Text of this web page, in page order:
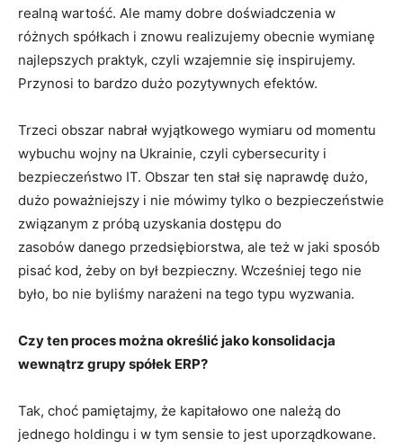
realną wartość. Ale mamy dobre doświadczenia w
różnych spółkach i znowu realizujemy obecnie wymianę
najlepszych praktyk, czyli wzajemnie się inspirujemy.
Przynosi to bardzo dużo pozytywnych efektów.
Trzeci obszar nabrał wyjątkowego wymiaru od momentu
wybuchu wojny na Ukrainie, czyli cybersecurity i
bezpieczeństwo IT. Obszar ten stał się naprawdę dużo,
dużo poważniejszy i nie mówimy tylko o bezpieczeństwie
związanym z próbą uzyskania dostępu do
zasobów danego przedsiębiorstwa, ale też w jaki sposób
pisać kod, żeby on był bezpieczny. Wcześniej tego nie
było, bo nie byliśmy narażeni na tego typu wyzwania.
Czy ten proces można określić jako konsolidacja
wewnątrz grupy spółek ERP?
Tak, choć pamiętajmy, że kapitałowo one należą do
jednego holdingu i w tym sensie to jest uporządkowane.